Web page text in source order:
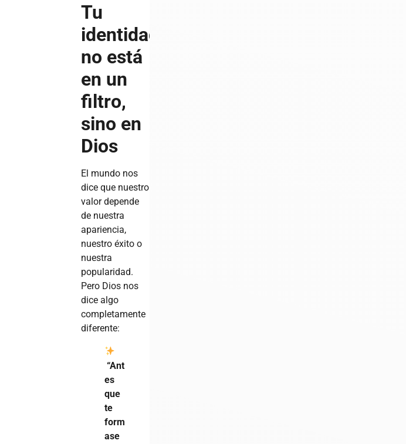
Tu
identidad
no está
en un
filtro,
sino en
Dios
El mundo nos
dice que nuestro
valor depende
de nuestra
apariencia,
nuestro éxito o
nuestra
popularidad.
Pero Dios nos
dice algo
completamente
diferente:
“Ant
es
que
te
form
ase